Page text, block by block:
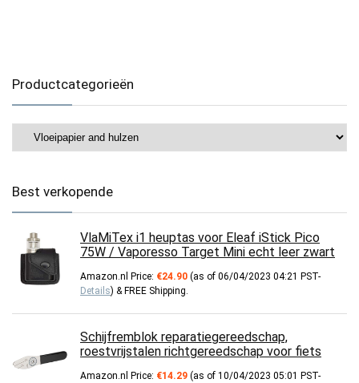
Productcategorieën
Best verkopende
VlaMiTex i1 heuptas voor Eleaf iStick Pico
75W / Vaporesso Target Mini echt leer zwart
Amazon.nl Price: €24.90 (as of 06/04/2023 04:21 PST-
Details) & FREE Shipping.
Schijfremblok reparatiegereedschap,
roestvrijstalen richtgereedschap voor fiets
Amazon.nl Price: €14.29 (as of 10/04/2023 05:01 PST-